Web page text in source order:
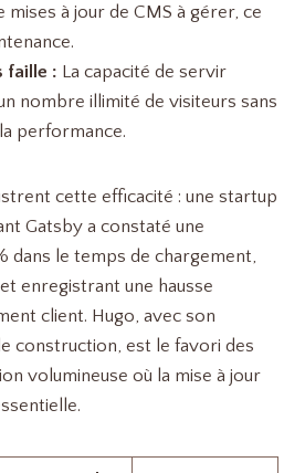
mises à jour de CMS à gérer, ce
faille : La capacité de servir
nombre illimité de visiteurs sans
performance.
cette efficacité : une startup
Gatsby a constaté une
dans le temps de chargement,
enregistrant une hausse
client. Hugo, avec son
construction, est le favori des
volumineuse où la mise à jour